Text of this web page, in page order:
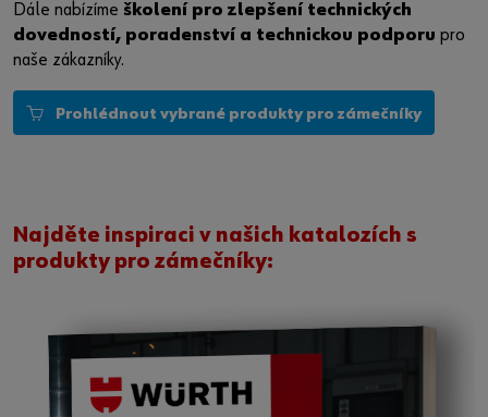
Dále nabízíme školení pro zlepšení technických
dovedností, poradenství a technickou podporu pro
naše zákazníky.
Prohlédnout vybrané produkty pro zámečníky
Najděte inspiraci v našich katalozích s
produkty pro zámečníky: